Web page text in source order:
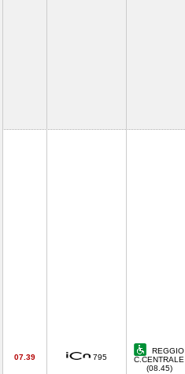
07.39 795
REGGIO
C.CENTRALE
(08.45)